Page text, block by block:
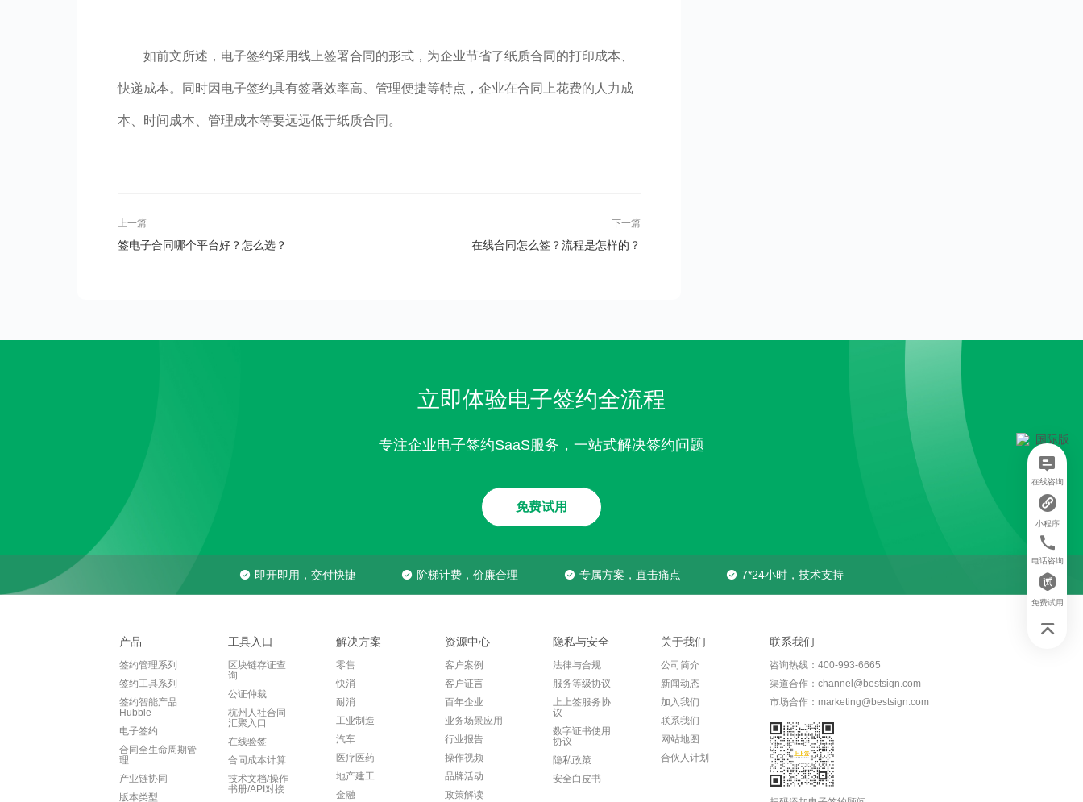
如前文所述，电子签约采用线上签署合同的形式，为企业节省了纸质合同的打印成本、
快递成本。同时因电子签约具有签署效率高、管理便捷等特点，企业在合同上花费的人力成
本、时间成本、管理成本等要远远低于纸质合同。
上一篇
签电子合同哪个平台好？怎么选？
下一篇
在线合同怎么签？流程是怎样的？
立即体验电子签约全流程
专注企业电子签约SaaS服务，一站式解决签约问题
免费试用
即开即用，交付快捷 阶梯计费，价廉合理 专属方案，直击痛点 7*24小时，技术支持
产品
签约管理系列
签约工具系列
签约智能产品
Hubble
电子签约
合同全生命周期管
理
产业链协同
版本类型
工具入口
区块链存证查
询
公证仲裁
杭州人社合同
汇聚入口
在线验签
合同成本计算
技术文档/操作
书册/API对接
解决方案
零售
快消
耐消
工业制造
汽车
医疗医药
地产建工
金融
资源中心
客户案例
客户证言
百年企业
业务场景应用
行业报告
操作视频
品牌活动
政策解读
隐私与安全
法律与合规
服务等级协议
上上签服务协
议
数字证书使用
协议
隐私政策
安全白皮书
关于我们
公司简介
新闻动态
加入我们
联系我们
网站地图
合伙人计划
联系我们
咨询热线：400-993-6665
渠道合作：channel@bestsign.com
市场合作：marketing@bestsign.com
在线咨询
小程序
电话咨询
免费试用